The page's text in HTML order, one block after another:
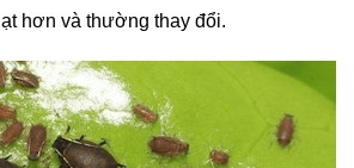
hơn và thường thay đổi.